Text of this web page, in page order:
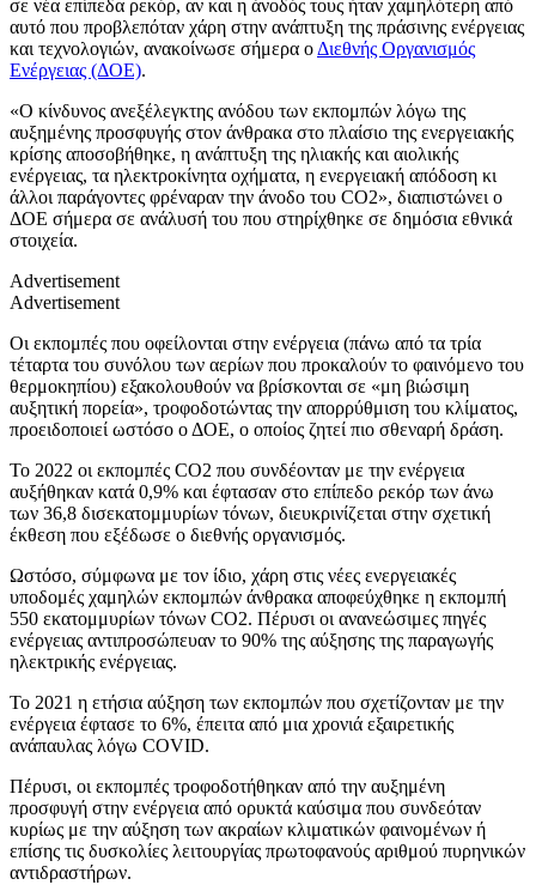
σε νέα επίπεδα ρεκόρ, αν και η άνοδός τους ήταν χαμηλότερη από
αυτό που προβλεπόταν χάρη στην ανάπτυξη της πράσινης ενέργειας
και τεχνολογιών, ανακοίνωσε σήμερα ο Διεθνής Οργανισμός
Ενέργειας (ΔΟΕ).
«Ο κίνδυνος ανεξέλεγκτης ανόδου των εκπομπών λόγω της
αυξημένης προσφυγής στον άνθρακα στο πλαίσιο της ενεργειακής
κρίσης αποσοβήθηκε, η ανάπτυξη της ηλιακής και αιολικής
ενέργειας, τα ηλεκτροκίνητα οχήματα, η ενεργειακή απόδοση κι
άλλοι παράγοντες φρέναραν την άνοδο του CO2», διαπιστώνει ο
ΔΟΕ σήμερα σε ανάλυσή του που στηρίχθηκε σε δημόσια εθνικά
στοιχεία.
Advertisement
Advertisement
Οι εκπομπές που οφείλονται στην ενέργεια (πάνω από τα τρία
τέταρτα του συνόλου των αερίων που προκαλούν το φαινόμενο του
θερμοκηπίου) εξακολουθούν να βρίσκονται σε «μη βιώσιμη
αυξητική πορεία», τροφοδοτώντας την απορρύθμιση του κλίματος,
προειδοποιεί ωστόσο ο ΔΟΕ, ο οποίος ζητεί πιο σθεναρή δράση.
Το 2022 οι εκπομπές CO2 που συνδέονταν με την ενέργεια
αυξήθηκαν κατά 0,9% και έφτασαν στο επίπεδο ρεκόρ των άνω
των 36,8 δισεκατομμυρίων τόνων, διευκρινίζεται στην σχετική
έκθεση που εξέδωσε ο διεθνής οργανισμός.
Ωστόσο, σύμφωνα με τον ίδιο, χάρη στις νέες ενεργειακές
υποδομές χαμηλών εκπομπών άνθρακα αποφεύχθηκε η εκπομπή
550 εκατομμυρίων τόνων CO2. Πέρυσι οι ανανεώσιμες πηγές
ενέργειας αντιπροσώπευαν το 90% της αύξησης της παραγωγής
ηλεκτρικής ενέργειας.
Το 2021 η ετήσια αύξηση των εκπομπών που σχετίζονταν με την
ενέργεια έφτασε το 6%, έπειτα από μια χρονιά εξαιρετικής
ανάπαυλας λόγω COVID.
Πέρυσι, οι εκπομπές τροφοδοτήθηκαν από την αυξημένη
προσφυγή στην ενέργεια από ορυκτά καύσιμα που συνδεόταν
κυρίως με την αύξηση των ακραίων κλιματικών φαινομένων ή
επίσης τις δυσκολίες λειτουργίας πρωτοφανούς αριθμού πυρηνικών
αντιδραστήρων.